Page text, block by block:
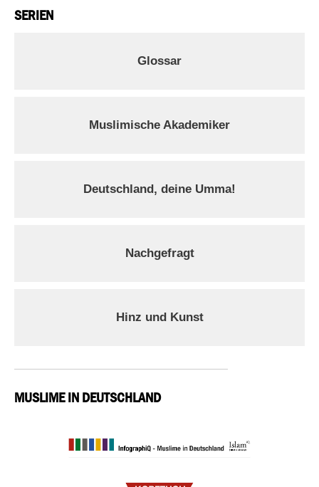
SERIEN
Glossar
Muslimische Akademiker
Deutschland, deine Umma!
Nachgefragt
Hinz und Kunst
MUSLIME IN DEUTSCHLAND